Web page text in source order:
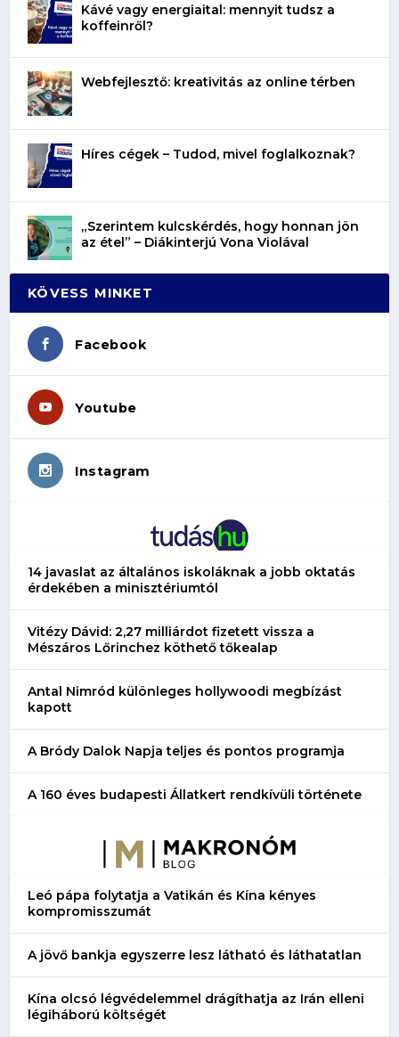
Kávé vagy energiaital: mennyit tudsz a
koffeinről?
Webfejlesztő: kreativitás az online térben
Híres cégek – Tudod, mivel foglalkoznak?
„Szerintem kulcskérdés, hogy honnan jön
az étel” – Diákinterjú Vona Violával
KÖVESS MINKET
Facebook
Youtube
Instagram
14 javaslat az általános iskoláknak a jobb oktatás
érdekében a minisztériumtól
Vitézy Dávid: 2,27 milliárdot fizetett vissza a
Mészáros Lőrinchez köthető tőkealap
Antal Nimród különleges hollywoodi megbízást
kapott
A Bródy Dalok Napja teljes és pontos programja
A 160 éves budapesti Állatkert rendkívüli története
Leó pápa folytatja a Vatikán és Kína kényes
kompromisszumát
A jövő bankja egyszerre lesz látható és láthatatlan
Kína olcsó légvédelemmel drágíthatja az Irán elleni
légiháború költségét